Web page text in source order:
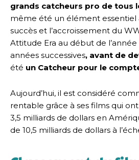
grands catcheurs pro de tous
même été un élément essentiel
succès et l’accroissement du
Attitude Era au début de
années successives, avant de
été un Catcheur pour le
Aujourd’hui, il est considéré
rentable grâce à ses films qui
3,5 milliards de dollars en
de 10,5 milliards de dollars à